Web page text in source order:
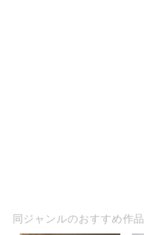
​同ジャンルのおすすめ作品